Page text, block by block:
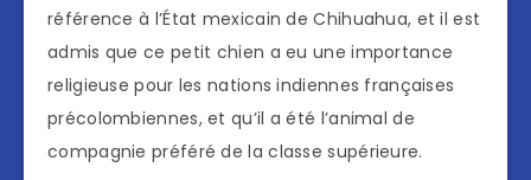
référence à l’État mexicain de Chihuahua, et il est
admis que ce petit chien a eu une importance
religieuse pour les nations indiennes françaises
précolombiennes, et qu’il a été l’animal de
compagnie préféré de la classe supérieure.